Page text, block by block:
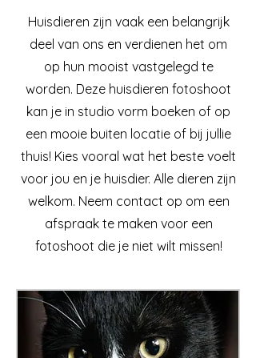
Huisdieren zijn vaak een belangrijk
deel van ons en verdienen het om
op hun mooist vastgelegd te
worden. Deze huisdieren fotoshoot
kan je in studio vorm boeken of op
een mooie buiten locatie of bij jullie
thuis! Kies vooral wat het beste voelt
voor jou en je huisdier. Alle dieren zijn
welkom. Neem contact op om een
afspraak te maken voor een
fotoshoot die je niet wilt missen!